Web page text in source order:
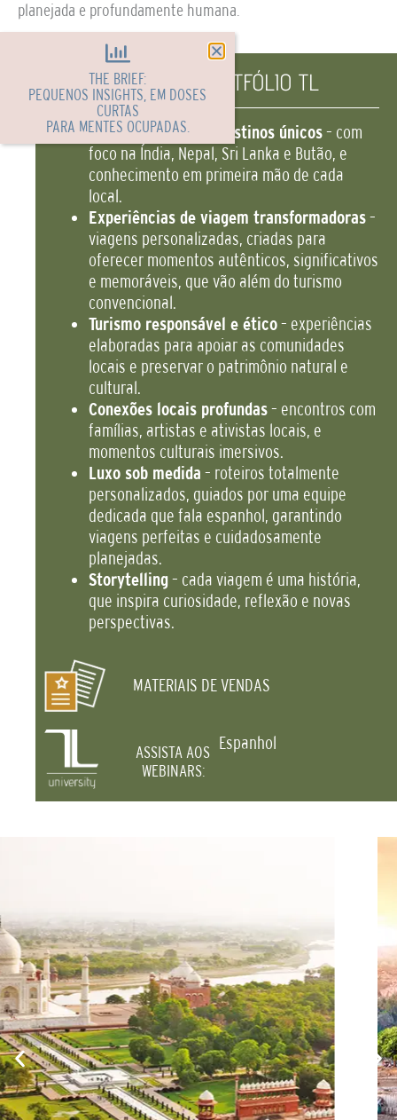
planejada e profundamente humana.
DESTAQUES DO PORTFÓLIO TL
Especialização em destinos únicos– com
foco na Índia, Nepal, Sri Lanka e Butão, e
conhecimento em primeira mão de cada
local.
Experiências de viagem transformadoras–
viagens personalizadas, criadas para
oferecer momentos autênticos, significativos
e memoráveis, que vão além do turismo
convencional.
Turismo responsável e ético– experiências
elaboradas para apoiar as comunidades
locais e preservar o patrimônio natural e
cultural.
Conexões locais profundas– encontros com
famílias, artistas e ativistas locais, e
momentos culturais imersivos.
Luxo sob medida – roteiros totalmente
personalizados, guiados por uma equipe
dedicada que fala espanhol, garantindo
viagens perfeitas e cuidadosamente
planejadas.
Storytelling– cada viagem é uma história,
que inspira curiosidade, reflexão e novas
perspectivas.
MATERIAIS DE VENDAS
ASSISTA AOS
WEBINARS:
Espanhol
THE BRIEF:
PEQUENOS INSIGHTS, EM DOSES
CURTAS
PARA MENTES OCUPADAS.